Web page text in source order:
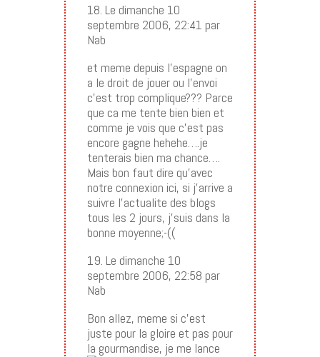
18. Le dimanche 10
septembre 2006, 22:41 par
Nab
et meme depuis l’espagne on
a le droit de jouer ou l’envoi
c’est trop complique??? Parce
que ca me tente bien bien et
comme je vois que c’est pas
encore gagne hehehe….je
tenterais bien ma chance….
Mais bon faut dire qu’avec
notre connexion ici, si j’arrive a
suivre l’actualite des blogs
tous les 2 jours, j’suis dans la
bonne moyenne;-((
19. Le dimanche 10
septembre 2006, 22:58 par
Nab
Bon allez, meme si c’est
juste pour la gloire et pas pour
la gourmandise, je me lance